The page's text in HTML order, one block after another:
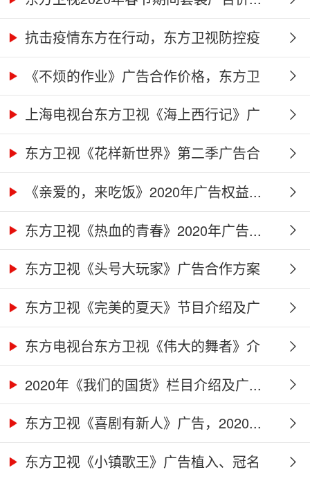
抗击疫情东方在行动，东方卫视防控疫
情...《不烦的作业》广告合作价格，东方卫
视...上海电视台东方卫视《海上西行记》广
告...东方卫视《花样新世界》第二季广告合
作...《亲爱的，来吃饭》2020年广告权益...
东方卫视《热血的青春》2020年广告...
东方卫视《头号大玩家》广告合作方案
东方卫视《完美的夏天》节目介绍及广
告...东方电视台东方卫视《伟大的舞者》介
绍...2020年《我们的国货》栏目介绍及广...
东方卫视《喜剧有新人》广告，2020...
东方卫视《小镇歌王》广告植入、冠名